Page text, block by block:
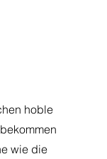
hoble
wie die